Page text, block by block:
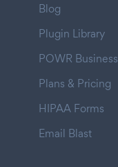
Blog
Plugin Library
POWR Business
Plans & Pricing
HIPAA Forms
Email Blast